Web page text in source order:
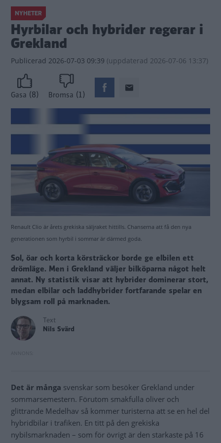
NYHETER
Hyrbilar och hybrider regerar i
Grekland
Publicerad 2026-07-03 09:39 (uppdaterad 2026-07-06 13:37)
Gasa (8) Bromsa (1)
Renault Clio är årets grekiska säljraket hittills. Chanserna att få den nya
generationen som hyrbil i sommar är därmed goda.
Sol, öar och korta körsträckor borde ge elbilen ett
drömläge. Men i Grekland väljer bilköparna något helt
annat. Ny statistik visar att hybrider dominerar stort,
medan elbilar och laddhybrider fortfarande spelar en
blygsam roll på marknaden.
Text
Nils Svärd
Det är många svenskar som besöker Grekland under
sommar­semestern. Förutom smakfulla oliver och
glittrande Medelhav så kommer turisterna att se en hel del
hybridbilar i trafiken. En titt på den grekiska
nybilsmarknaden – som för övrigt är den starkaste på 16